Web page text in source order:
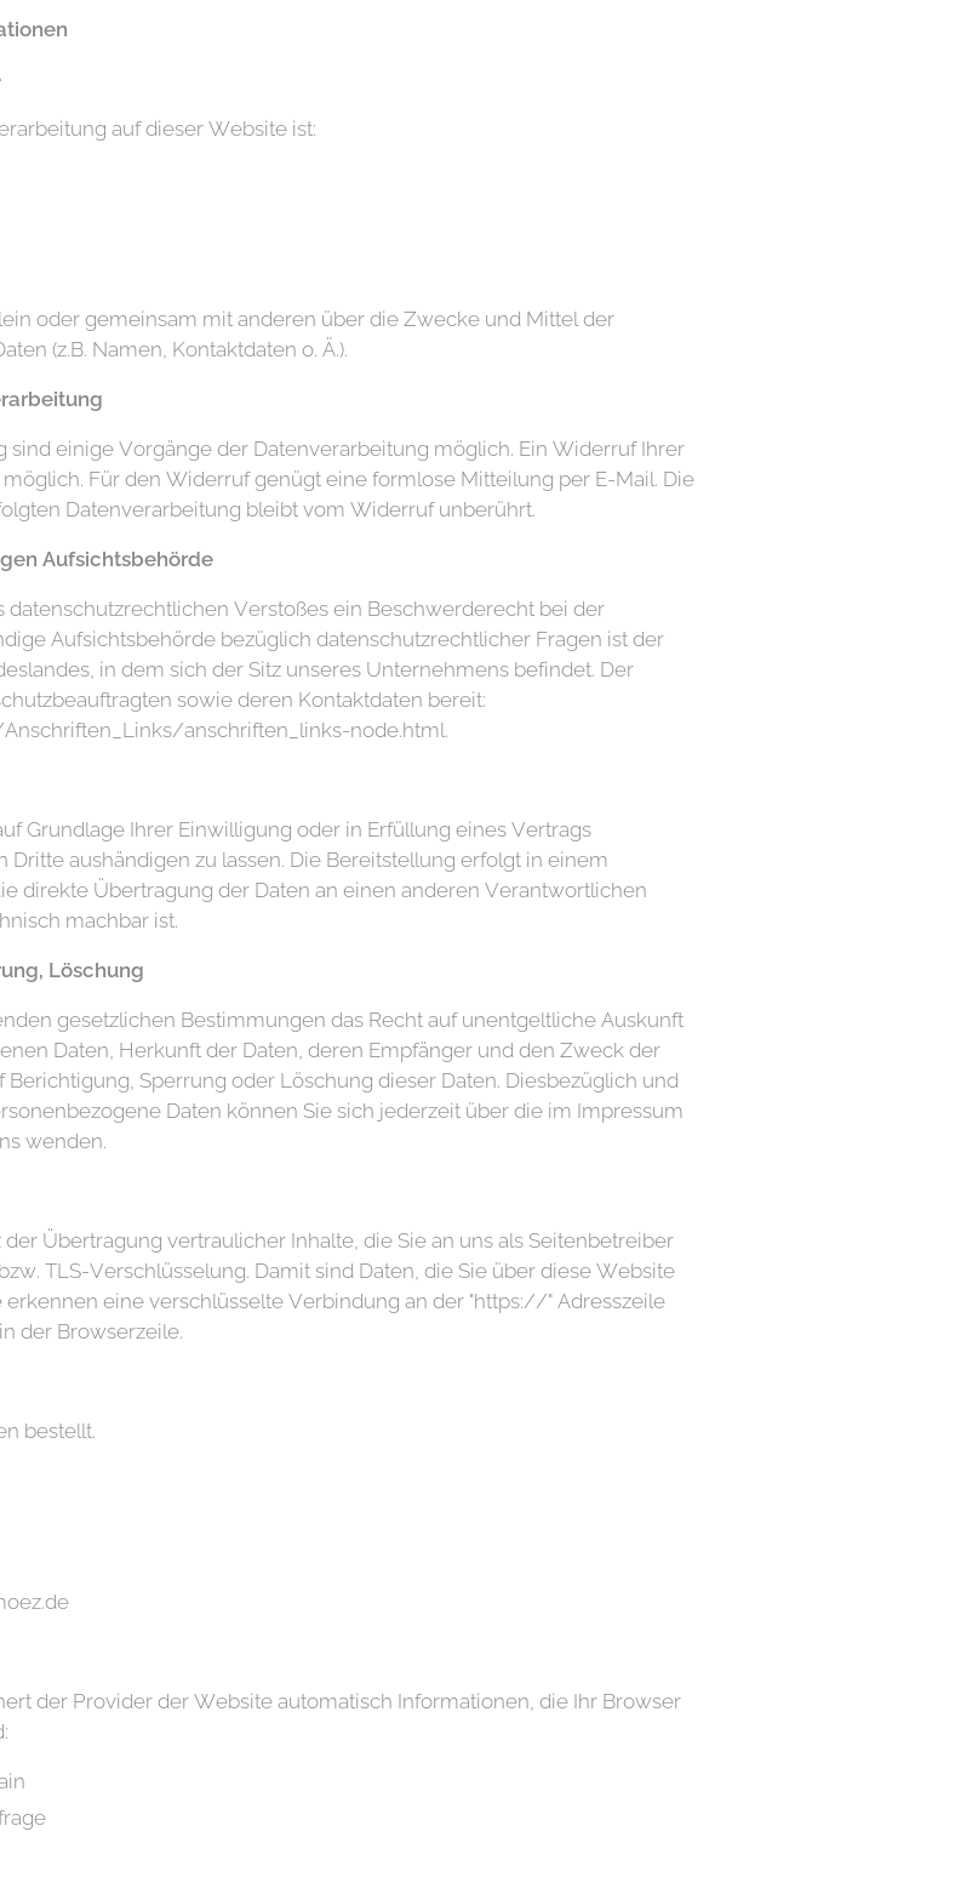
auf dieser Website ist:
oder gemeinsam mit anderen über die Zwecke und Mittel der
(z.B. Namen, Kontaktdaten o. Ä.).
einige Vorgänge der Datenverarbeitung möglich. Ein Widerruf Ihrer
Für den Widerruf genügt eine formlose Mitteilung per E-Mail. Die
Datenverarbeitung bleibt vom Widerruf unberührt.
Aufsichtsbehörde
datenschutzrechtlichen Verstoßes ein Beschwerderecht bei der
Aufsichtsbehörde bezüglich datenschutzrechtlicher Fragen ist der
in dem sich der Sitz unseres Unternehmens befindet. Der
sowie deren Kontaktdaten bereit:
anschriften_links-node.html.
Grundlage Ihrer Einwilligung oder in Erfüllung eines Vertrags
aushändigen zu lassen. Die Bereitstellung erfolgt in einem
direkte Übertragung der Daten an einen anderen Verantwortlichen
machbar ist.
Löschung
gesetzlichen Bestimmungen das Recht auf unentgeltliche Auskunft
Daten, Herkunft der Daten, deren Empfänger und den Zweck der
Sperrung oder Löschung dieser Daten. Diesbezüglich und
Daten können Sie sich jederzeit über die im Impressum
wenden.
Übertragung vertraulicher Inhalte, die Sie an uns als Seitenbetreiber
TLS-Verschlüsselung. Damit sind Daten, die Sie über diese Website
eine verschlüsselte Verbindung an der "https://" Adresszeile
der Browserzeile.
bestellt.
der Provider der Website automatisch Informationen, die Ihr Browser